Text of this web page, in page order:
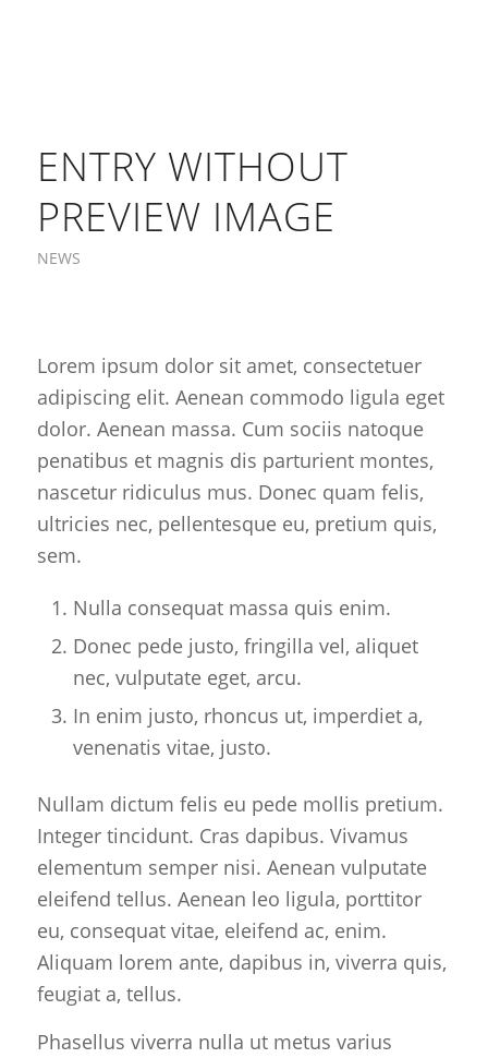
ENTRY WITHOUT
PREVIEW IMAGE
NEWS
Lorem ipsum dolor sit amet, consectetuer
adipiscing elit. Aenean commodo ligula eget
dolor. Aenean massa. Cum sociis natoque
penatibus et magnis dis parturient montes,
nascetur ridiculus mus. Donec quam felis,
ultricies nec, pellentesque eu, pretium quis,
sem.
Nulla consequat massa quis enim.
Donec pede justo, fringilla vel, aliquet
nec, vulputate eget, arcu.
In enim justo, rhoncus ut, imperdiet a,
venenatis vitae, justo.
Nullam dictum felis eu pede mollis pretium.
Integer tincidunt. Cras dapibus. Vivamus
elementum semper nisi. Aenean vulputate
eleifend tellus. Aenean leo ligula, porttitor
eu, consequat vitae, eleifend ac, enim.
Aliquam lorem ante, dapibus in, viverra quis,
feugiat a, tellus.
Phasellus viverra nulla ut metus varius